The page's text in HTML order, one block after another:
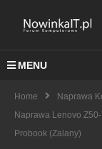
MENU
Home
Naprawa
Naprawa Lenovo
Probook (zalany)